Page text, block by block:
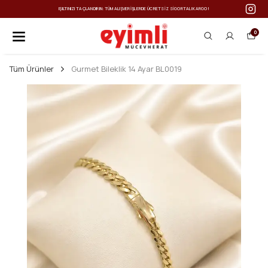
IŞILTINIZI TAÇLANDIRIN: TÜM ALIŞVERIŞLERDE ÜCRETSIZ SIGORTALI KARGO!
0
Tüm Ürünler Gurmet Bileklik 14 Ayar BL0019